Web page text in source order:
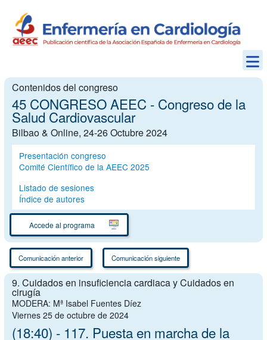
Contenidos del congreso
45 CONGRESO AEEC - Congreso de la
Salud Cardiovascular
Bilbao & Online, 24-26 Octubre 2024
Presentación congreso
Comité Científico de la AEEC 2025
Listado de sesiones
Índice de autores
Accede al programa
Comunicación anterior Comunicación siguiente
9. Cuidados en insuficiencia cardiaca y Cuidados en
cirugía
MODERA: Mª Isabel Fuentes Díez
Viernes 25 de octubre de 2024
(18:40) - 117. Puesta en marcha de la